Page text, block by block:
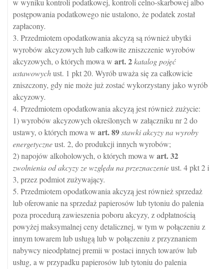
w wyniku kontroli podatkowej, kontroli celno-skarbowej albo
postępowania podatkowego nie ustalono, że podatek został
zapłacony.
3. Przedmiotem opodatkowania akcyzą są również ubytki
wyrobów akcyzowych lub całkowite zniszczenie wyrobów
akcyzowych, o których mowa w art.2katalog pojęć
ustawowychust. 1 pkt 20. Wyrób uważa się za całkowicie
zniszczony, gdy nie może już zostać wykorzystany jako wyrób
akcyzowy.
4. Przedmiotem opodatkowania akcyzą jest również zużycie:
1) wyrobów akcyzowych określonych w załączniku nr 2 do
ustawy, o których mowa w art.89stawki akcyzy na wyroby
energetyczneust. 2, do produkcji innych wyrobów;
2) napojów alkoholowych, o których mowa w art.32
zwolnienia od akcyzy ze względu na przeznaczenieust. 4 pkt 2 i
3, przez podmiot zużywający.
5. Przedmiotem opodatkowania akcyzą jest również sprzedaż
lub oferowanie na sprzedaż papierosów lub tytoniu do palenia
poza procedurą zawieszenia poboru akcyzy, z odpłatnością
powyżej maksymalnej ceny detalicznej, w tym w połączeniu z
innym towarem lub usługą lub w połączeniu z przyznaniem
nabywcy nieodpłatnej premii w postaci innych towarów lub
usług, a w przypadku papierosów lub tytoniu do palenia